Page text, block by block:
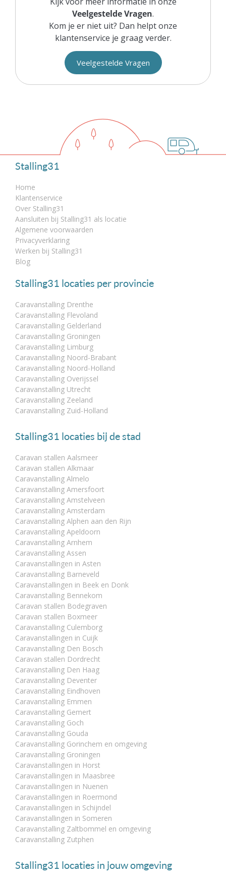
Veelgestelde Vragen.
Kom je er niet uit? Dan helpt onze
klantenservice je graag verder.
Veelgestelde Vragen
Stalling31
Home
Klantenservice
Over Stalling31
Aansluiten bij Stalling31 als locatie
Algemene voorwaarden
Privacyverklaring
Werken bij Stalling31
Blog
Stalling31 locaties per provincie
Caravanstalling Drenthe
Caravanstalling Flevoland
Caravanstalling Gelderland
Caravanstalling Groningen
Caravanstalling Limburg
Caravanstalling Noord-Brabant
Caravanstalling Noord-Holland
Caravanstalling Overijssel
Caravanstalling Utrecht
Caravanstalling Zeeland
Caravanstalling Zuid-Holland
Stalling31 locaties bij de stad
Caravan stallen Aalsmeer
Caravan stallen Alkmaar
Caravanstalling Almelo
Caravanstalling Amersfoort
Caravanstalling Amstelveen
Caravanstalling Amsterdam
Caravanstalling Alphen aan den Rijn
Caravanstalling Apeldoorn
Caravanstalling Arnhem
Caravanstalling Assen
Caravanstallingen in Asten
Caravanstalling Barneveld
Caravanstallingen in Beek en Donk
Caravanstalling Bennekom
Caravan stallen Bodegraven
Caravan stallen Boxmeer
Caravanstalling Culemborg
Caravanstallingen in Cuijk
Caravanstalling Den Bosch
Caravan stallen Dordrecht
Caravanstalling Den Haag
Caravanstalling Deventer
Caravanstalling Eindhoven
Caravanstalling Emmen
Caravanstalling Gemert
Caravanstalling Goch
Caravanstalling Gouda
Caravanstalling Gorinchem en omgeving
Caravanstalling Groningen
Caravanstallingen in Horst
Caravanstallingen in Maasbree
Caravanstallingen in Nuenen
Caravanstallingen in Roermond
Caravanstallingen in Schijndel
Caravanstallingen in Someren
Caravanstalling Zaltbommel en omgeving
Caravanstalling Zutphen
Stalling31 locaties in jouw omgeving